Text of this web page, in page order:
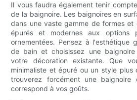
Il vous faudra également tenir
de la baignoire. Les baignoires en
dans une vaste gamme de formes
épurés et modernes aux options
ornementées. Pensez à l'esthétique
de bain et choisissez une
votre décoration existante. Que
minimaliste et épuré ou un style plus
trouverez forcément une
correspond à vos goûts.